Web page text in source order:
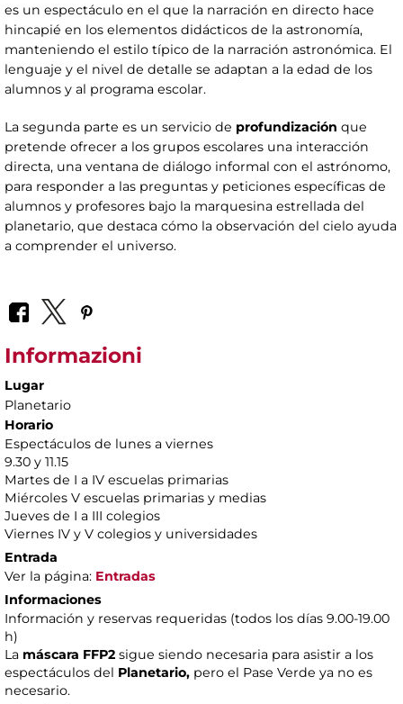
es un espectáculo en el que la narración en directo hace
hincapié en los elementos didácticos de la astronomía,
manteniendo el estilo típico de la narración astronómica. El
lenguaje y el nivel de detalle se adaptan a la edad de los
alumnos y al programa escolar.
La segunda parte es un servicio de profundización que
pretende ofrecer a los grupos escolares una interacción
directa, una ventana de diálogo informal con el astrónomo,
para responder a las preguntas y peticiones específicas de
alumnos y profesores bajo la marquesina estrellada del
planetario, que destaca cómo la observación del cielo ayuda
a comprender el universo.
Informazioni
Lugar
Planetario
Horario
Espectáculos de lunes a viernes
9.30 y 11.15
Martes de I a IV escuelas primarias
Miércoles V escuelas primarias y medias
Jueves de I a III colegios
Viernes IV y V colegios y universidades
Entrada
Ver la página: Entradas
Informaciones
Información y reservas requeridas (todos los días 9.00-19.00
h)
La máscara FFP2 sigue siendo necesaria para asistir a los
espectáculos del Planetario, pero el Pase Verde ya no es
necesario.